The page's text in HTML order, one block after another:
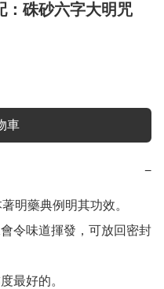
：硃砂六字大明咒
車
−
明藥典例明其功效。
令味道揮發，可放回密封
最好的。